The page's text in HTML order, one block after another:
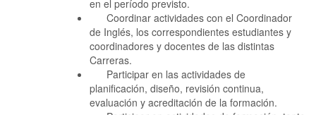
en el período previsto.
Coordinar actividades con el Coordinador
de Inglés, los correspondientes estudiantes y
coordinadores y docentes de las distintas
Carreras.
Participar en las actividades de
planificación, diseño, revisión continua,
evaluación y acreditación de la formación.